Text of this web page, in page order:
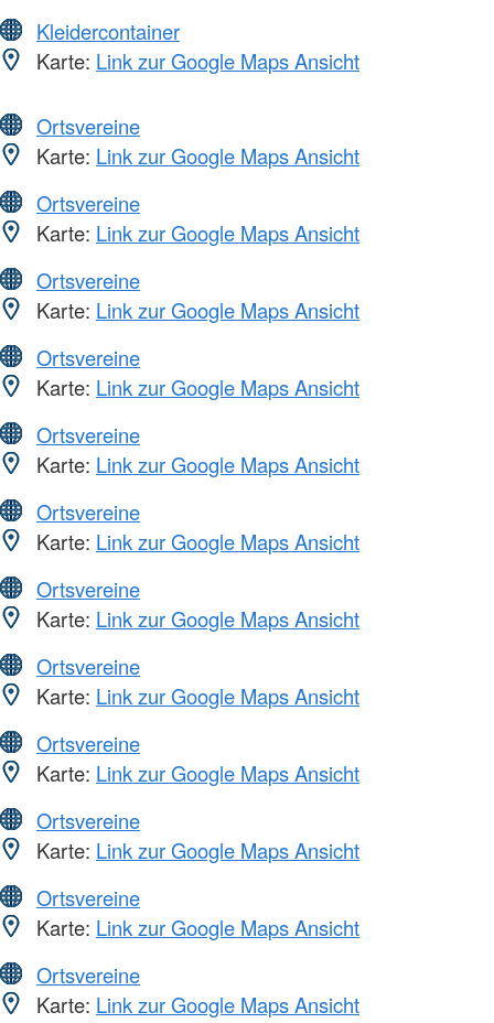
Kleidercontainer
Karte: Link zur Google Maps Ansicht
Ortsvereine
Karte: Link zur Google Maps Ansicht
Ortsvereine
Karte: Link zur Google Maps Ansicht
Ortsvereine
Karte: Link zur Google Maps Ansicht
Ortsvereine
Karte: Link zur Google Maps Ansicht
Ortsvereine
Karte: Link zur Google Maps Ansicht
Ortsvereine
Karte: Link zur Google Maps Ansicht
Ortsvereine
Karte: Link zur Google Maps Ansicht
Ortsvereine
Karte: Link zur Google Maps Ansicht
Ortsvereine
Karte: Link zur Google Maps Ansicht
Ortsvereine
Karte: Link zur Google Maps Ansicht
Ortsvereine
Karte: Link zur Google Maps Ansicht
Ortsvereine
Karte: Link zur Google Maps Ansicht